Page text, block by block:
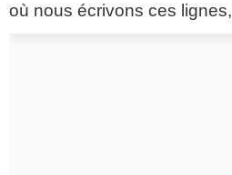
où nous écrivons ces lignes,